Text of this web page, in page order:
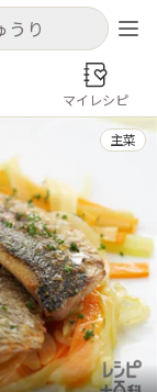
キャンセル
登録
キャンセル
テンツ
ろこし
マイレシピ
主菜